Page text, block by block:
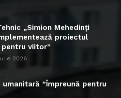
„Simion Mehedinți
proiectul
pentru viitor”
2026
umanitară ”Împreună pentru